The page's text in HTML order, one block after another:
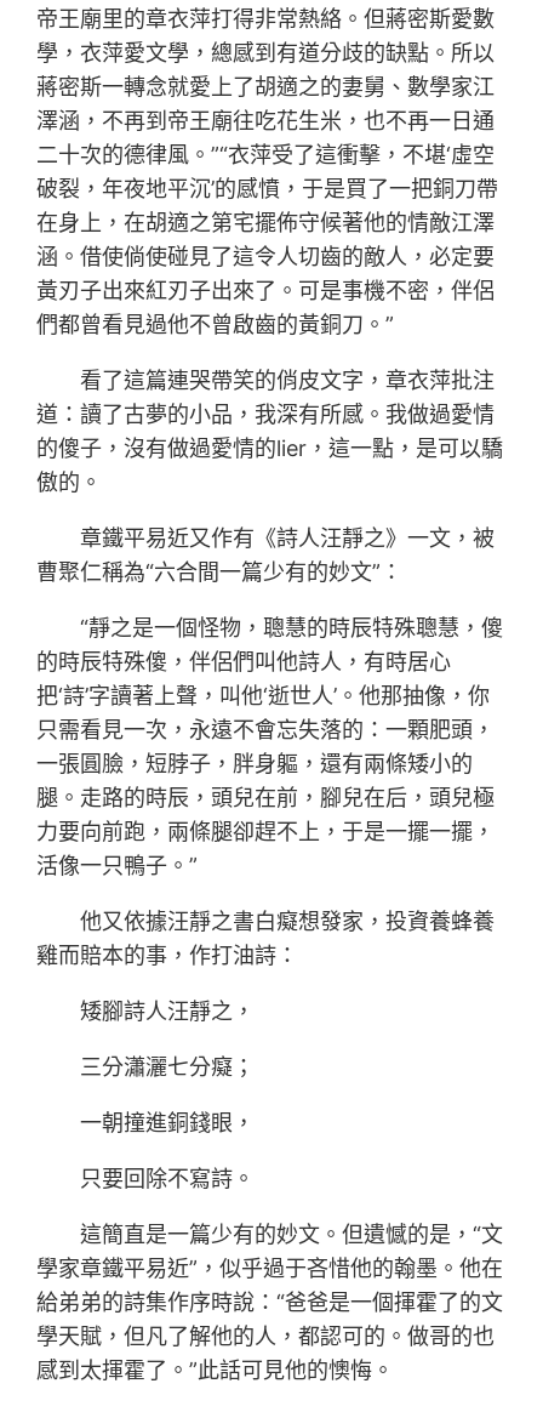
帝王廟里的章衣萍打得非常熱絡。但蔣密斯愛數
學，衣萍愛文學，總感到有道分歧的缺點。所以
蔣密斯一轉念就愛上了胡適之的妻舅、數學家江
澤涵，不再到帝王廟往吃花生米，也不再一日通
二十次的德律風。”“衣萍受了這衝擊，不堪‘虛空
破裂，年夜地平沉’的感憤，于是買了一把銅刀帶
在身上，在胡適之第宅擺佈守候著他的情敵江澤
涵。借使倘使碰見了這令人切齒的敵人，必定要
黃刃子出來紅刃子出來了。可是事機不密，伴侶
們都曾看見過他不曾啟齒的黃銅刀。”
看了這篇連哭帶笑的俏皮文字，章衣萍批注
道：讀了古夢的小品，我深有所感。我做過愛情
的傻子，沒有做過愛情的lier，這一點，是可以驕
傲的。
章鐵平易近又作有《詩人汪靜之》一文，被
曹聚仁稱為“六合間一篇少有的妙文”：
“靜之是一個怪物，聰慧的時辰特殊聰慧，傻
的時辰特殊傻，伴侶們叫他詩人，有時居心
把‘詩’字讀著上聲，叫他‘逝世人’。他那抽像，你
只需看見一次，永遠不會忘失落的：一顆肥頭，
一張圓臉，短脖子，胖身軀，還有兩條矮小的
腿。走路的時辰，頭兒在前，腳兒在后，頭兒極
力要向前跑，兩條腿卻趕不上，于是一擺一擺，
活像一只鴨子。”
他又依據汪靜之書白癡想發家，投資養蜂養
雞而賠本的事，作打油詩：
矮腳詩人汪靜之，
三分瀟灑七分癡；
一朝撞進銅錢眼，
只要回除不寫詩。
這簡直是一篇少有的妙文。但遺憾的是，“文
學家章鐵平易近”，似乎過于吝惜他的翰墨。他在
給弟弟的詩集作序時說：“爸爸是一個揮霍了的文
學天賦，但凡了解他的人，都認可的。做哥的也
感到太揮霍了。”此話可見他的懊悔。